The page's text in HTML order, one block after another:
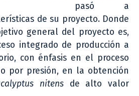
pasó a
de su proyecto. Donde
general del proyecto es,
integrado de producción a
con énfasis en el proceso
por presión, en la obtención
nitensde alto valor